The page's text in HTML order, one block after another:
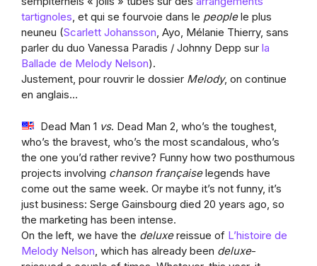
tartignoles, et qui se fourvoie dans le peoplele plus
neuneu (Scarlett Johansson, Ayo, Mélanie Thierry, sans
parler du duo Vanessa Paradis / Johnny Depp sur la
Ballade de Melody Nelson).
Justement, pour rouvrir le dossier Melody, on continue
en anglais…
Dead Man 1 vs. Dead Man 2, who’s the toughest,
who’s the bravest, who’s the most scandalous, who’s
the one you’d rather revive? Funny how two posthumous
projects involving chanson françaiselegends have
come out the same week. Or maybe it’s not funny, it’s
just business: Serge Gainsbourg died 20 years ago, so
the marketing has been intense.
On the left, we have the deluxereissue of L’histoire de
Melody Nelson, which has already been deluxe-